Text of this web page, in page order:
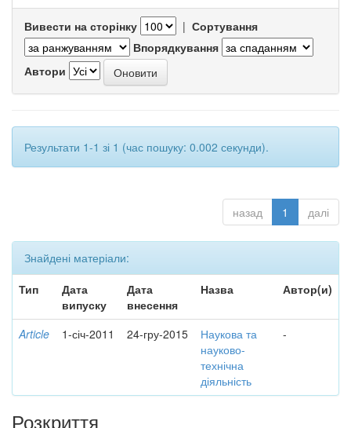
Вивести на сторінку | Сортування
Впорядкування
Автори
Результати 1-1 зі 1 (час пошуку: 0.002 секунди).
назад 1 далі
Знайдені матеріали:
Тип
Дата
випуску
Дата
внесення
Назва Автор(и)
Article 1-січ-2011 24-гру-2015
Наукова та
науково-
технічна
діяльність
-
Розкриття